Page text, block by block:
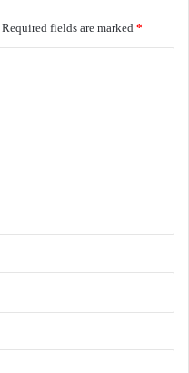
Required fields are marked *